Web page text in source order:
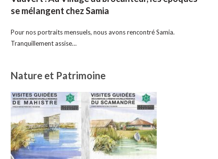
se mélangent chez Samia
Pour nos portraits mensuels, nous avons rencontré Samia.
Tranquillement assise…
Nature et Patrimoine